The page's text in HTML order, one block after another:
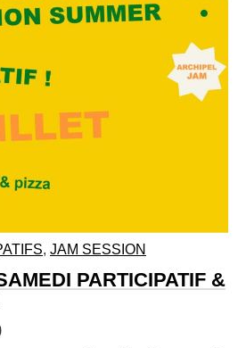
, JAM SESSION
PARTICIPATIF &